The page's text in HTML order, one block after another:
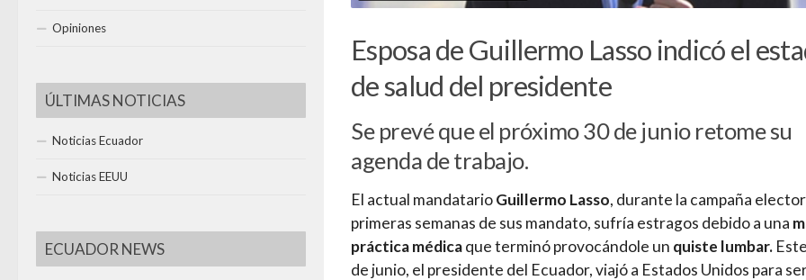
Esposa de Guillermo Lasso indicó el
de salud del presidente
Se prevé que el próximo 30 de junio retome su
agenda de trabajo.
El actual mandatarioGuillermo Lasso, durante la campaña
primeras semanas de sus mandato, sufría estragos debido a una
práctica médicaque terminó provocándole un quiste lumbar.
de junio, el presidente del Ecuador, viajó a Estados Unidos para
Opiniones
ÚLTIMAS NOTICIAS
Noticias Ecuador
Noticias EEUU
ECUADOR NEWS